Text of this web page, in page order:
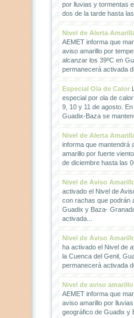
por lluvias y tormentas
dos de la tarde hasta
Nivel de Alerta
AEMET informa que
aviso amarillo por
alcanzar los 39ºC en
permanecerá activada
Especial Ola de Calor
especial por ola de
9, 10 y 11 de agosto.
Guadix-Baza se
Nivel de Alerta
informa que mantendrá
amarillo por fuerte
de diciembre hasta las
Nivel de Aviso
activado el Nivel de
con rachas que podrán
Guadix y Baza-
activada...
Nivel de Aviso
ha activado el Nivel de
la Cuenca del Genil,
permanecerá activada
Nivel de aviso
AEMET informa que
aviso amarillo por
geográfico de Guadix y